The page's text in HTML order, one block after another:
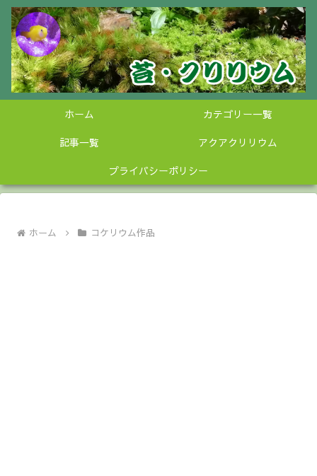
ホーム
カテゴリー一覧
記事一覧
アクアクリリウム
プライバシーポリシー
ホーム コケリウム作品